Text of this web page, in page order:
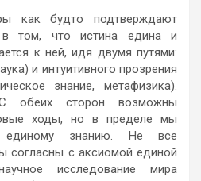
как будто подтверждают
в том, что истина едина и
к ней, идя двумя путями:
и интуитивного прозрения
знание, метафизика).
обеих сторон возможны
ходы, но в пределе мы
знанию. Не все
согласны с аксиомой единой
исследование мира